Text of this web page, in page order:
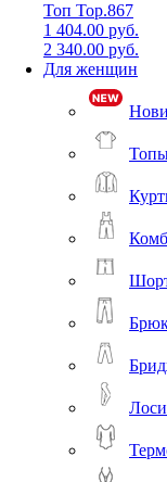
Топ Top.867
1 404.00 руб.
2 340.00 руб.
Для женщин